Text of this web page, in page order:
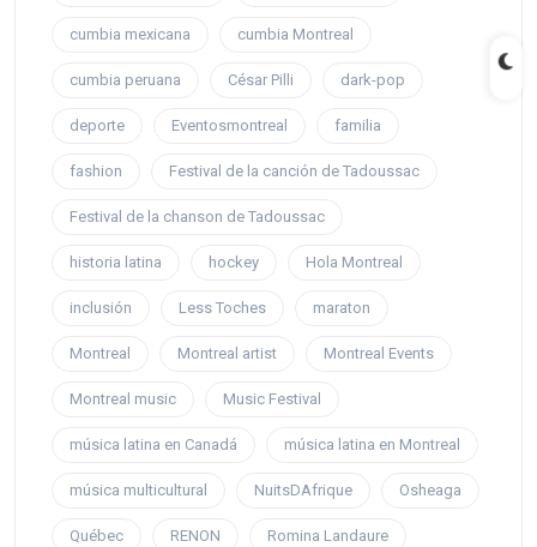
cumbia mexicana cumbia Montreal
cumbia peruana César Pilli dark-pop
deporte Eventosmontreal familia
fashion Festival de la canción de Tadoussac
Festival de la chanson de Tadoussac
historia latina hockey Hola Montreal
inclusión Less Toches maraton
Montreal Montreal artist Montreal Events
Montreal music Music Festival
música latina en Canadá música latina en Montreal
música multicultural NuitsDAfrique Osheaga
Québec RENON Romina Landaure